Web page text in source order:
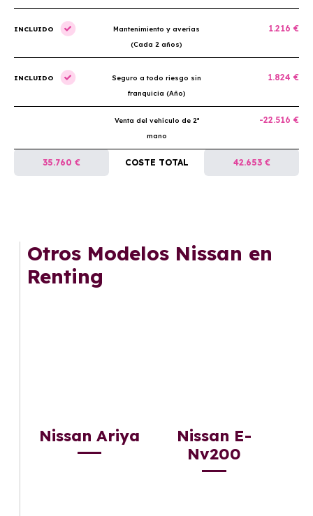
INCLUIDO
Mantenimiento y averías
(Cada 2 años)
1.216 €
INCLUIDO
Seguro a todo riesgo sin
franquicia (Año)
1.824 €
Venta del vehículo de 2ª
mano
-22.516 €
35.760 € COSTE TOTAL 42.653 €
Otros Modelos Nissan en
Renting
Nissan Ariya
Nissan E-
Nv200